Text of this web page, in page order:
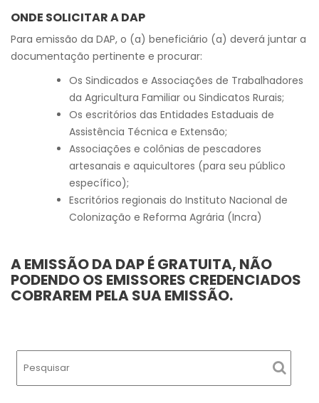
ONDE SOLICITAR A DAP
Para emissão da DAP, o (a) beneficiário (a) deverá juntar a
documentação pertinente e procurar:
Os Sindicados e Associações de Trabalhadores
da Agricultura Familiar ou Sindicatos Rurais;
Os escritórios das Entidades Estaduais de
Assistência Técnica e Extensão;
Associações e colônias de pescadores
artesanais e aquicultores (para seu público
específico);
Escritórios regionais do Instituto Nacional de
Colonização e Reforma Agrária (Incra)
A EMISSÃO DA DAP É GRATUITA, NÃO
PODENDO OS EMISSORES CREDENCIADOS
COBRAREM PELA SUA EMISSÃO.